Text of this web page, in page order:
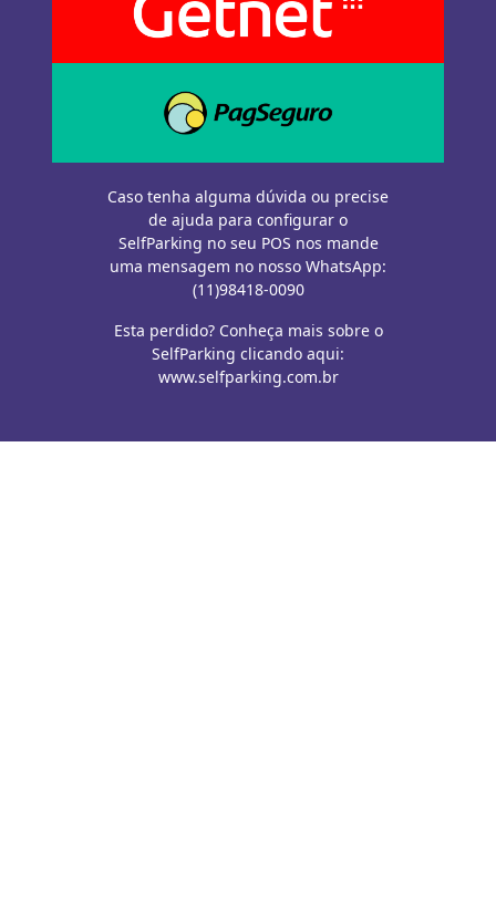
Caso tenha alguma dúvida ou precise
de ajuda para configurar o
SelfParking no seu POS nos mande
uma mensagem no nosso WhatsApp:
(11)98418-0090
Esta perdido? Conheça mais sobre o
SelfParking clicando aqui:
www.selfparking.com.br